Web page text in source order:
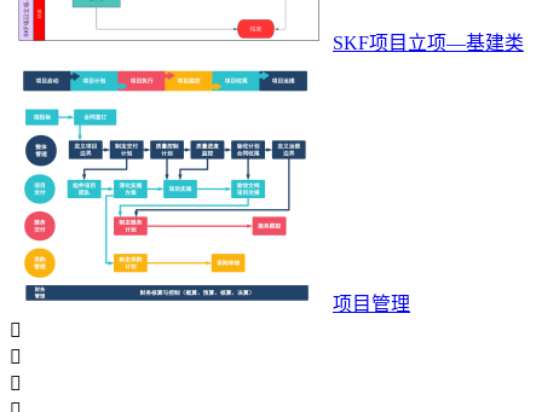
SKF项目立项—基建类
项目管理


